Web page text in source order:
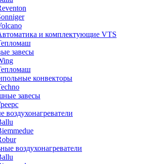
и комплектующие VTS
завесы
конвекторы
завесы
воздухонагреватели
воздухонагреватели